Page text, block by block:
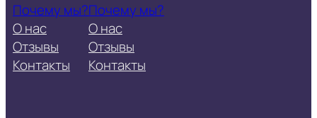
Почему мы?
О нас
Отзывы
Контакты
Почему мы?
О нас
Отзывы
Контакты